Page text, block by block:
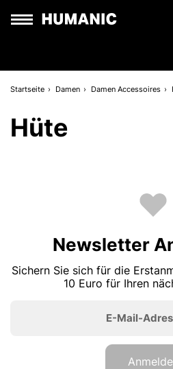
Startseite Damen Damen Accessoires
Hüte
Newsletter
Sichern Sie sich für die
10 Euro für Ihren
E-Mail-